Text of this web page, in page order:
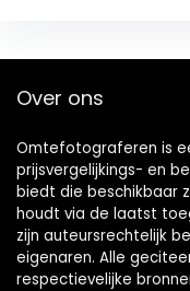
Over ons
Omtefotograferen is
prijsvergelijkings- en
biedt die beschikbaar
houdt via de laatst
zijn auteursrechtelijk
eigenaren. Alle
respectievelijke